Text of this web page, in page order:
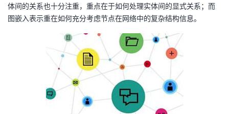
体间的关系也十分注重，重点在于如何处理实体间的显式关系；而
图嵌入表示重在如何充分考虑节点在网络中的复杂结构信息。